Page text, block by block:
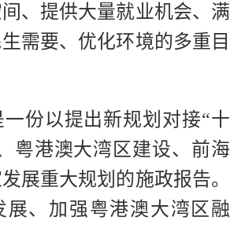
、提供大量就业机会、满
需要、优化环境的多重目
份以提出新规划对接“十
粤港澳大湾区建设、前海
展重大规划的施政报告。
展、加强粤港澳大湾区融